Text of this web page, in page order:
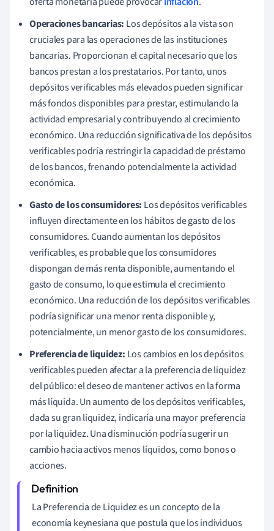
Operaciones bancarias: Los depósitos a la vista son
cruciales para las operaciones de las instituciones
bancarias. Proporcionan el capital necesario que los
bancos prestan a los prestatarios. Por tanto, unos
depósitos verificables más elevados pueden significar
más fondos disponibles para prestar, estimulando la
actividad empresarial y contribuyendo al crecimiento
económico. Una reducción significativa de los depósitos
verificables podría restringir la capacidad de préstamo
de los bancos, frenando potencialmente la actividad
económica.
Gasto de los consumidores: Los depósitos verificables
influyen directamente en los hábitos de gasto de los
consumidores. Cuando aumentan los depósitos
verificables, es probable que los consumidores
dispongan de más renta disponible, aumentando el
gasto de consumo, lo que estimula el crecimiento
económico. Una reducción de los depósitos verificables
podría significar una menor renta disponible y,
potencialmente, un menor gasto de los consumidores.
Preferencia de liquidez: Los cambios en los depósitos
verificables pueden afectar a la preferencia de liquidez
del público: el deseo de mantener activos en la forma
más líquida. Un aumento de los depósitos verificables,
dada su gran liquidez, indicaría una mayor preferencia
por la liquidez. Una disminución podría sugerir un
cambio hacia activos menos líquidos, como bonos o
acciones.
La Preferencia de Liquidez es un concepto de la
economía keynesiana que postula que los individuos